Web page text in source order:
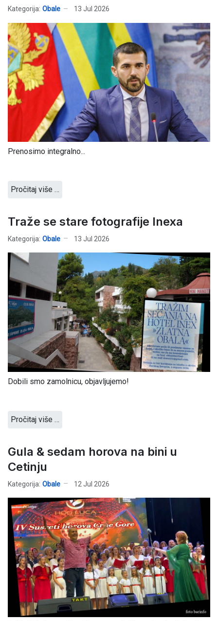
Kategorija: Obale 13 Jul 2026
Prenosimo integralno...
Pročitaj više …
Traže se stare fotografije Inexa
Kategorija: Obale 13 Jul 2026
Dobili smo zamolnicu, objavljujemo!
Pročitaj više …
Gula & sedam horova na bini u
Cetinju
Kategorija: Obale 12 Jul 2026